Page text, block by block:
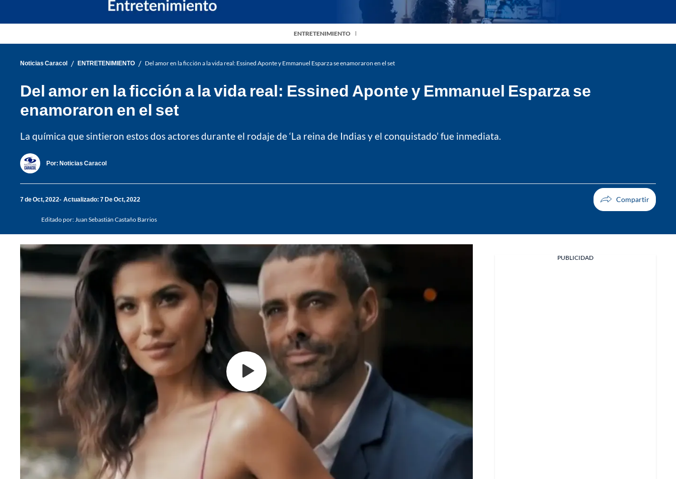
ENTRETENIMIENTO
Noticias Caracol / ENTRETENIMIENTO / Del amor en la ficción a la vida real: Essined Aponte y Emmanuel Esparza se enamoraron en el set
Del amor en la ficción a la vida real: Essined Aponte y Emmanuel Esparza se
enamoraron en el set
La química que sintieron estos dos actores durante el rodaje de ‘La reina de Indias y el conquistado’ fue inmediata.
Por: Noticias Caracol
7 de Oct, 2022 Actualizado: 7 De Oct, 2022
Editado por: Juan Sebastián Castaño Barrios
PUBLICIDAD